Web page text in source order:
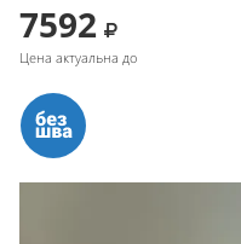
7592
Цена актуальна до